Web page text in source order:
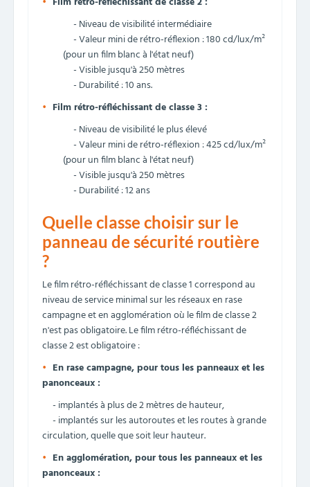
- Niveau de visibilité intermédiaire
- Valeur mini de rétro-réflexion : 180 cd/lux/m²
(pour un film blanc à l'état neuf)
- Visible jusqu'à 250 mètres
- Durabilité : 10 ans.
Film rétro-réfléchissant de classe 3 :
- Niveau de visibilité le plus élevé
- Valeur mini de rétro-réflexion : 425 cd/lux/m²
(pour un film blanc à l'état neuf)
- Visible jusqu'à 250 mètres
- Durabilité : 12 ans
Quelle classe choisir sur le
panneau de sécurité routière
?
Le film rétro-réfléchissant de classe 1 correspond au
niveau de service minimal sur les réseaux en rase
campagne et en agglomération où le film de classe 2
n'est pas obligatoire. Le film rétro-réfléchissant de
classe 2 est obligatoire :
En rase campagne, pour tous les panneaux et les
panonceaux :
- implantés à plus de 2 mètres de hauteur,
- implantés sur les autoroutes et les routes à grande
circulation, quelle que soit leur hauteur.
En agglomération, pour tous les panneaux et les
panonceaux :